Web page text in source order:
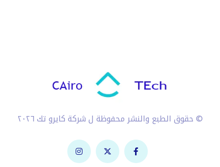
© حقوق الطبع والنشر محفوظة ل شركة كايرو تك ٢٠٢٦